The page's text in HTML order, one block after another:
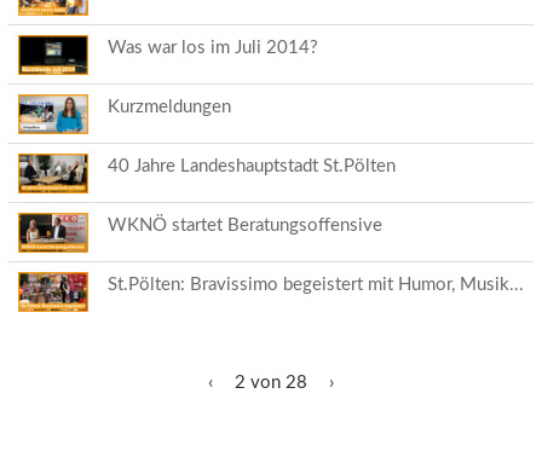
Was war los im Juli 2014?
Kurzmeldungen
40 Jahre Landeshauptstadt St.Pölten
WKNÖ startet Beratungsoffensive
St.Pölten: Bravissimo begeistert mit Humor, Musik...
‹ 2 von 28 ›